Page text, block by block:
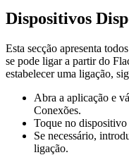
Dispositivos
Esta secção apresenta
se pode ligar a partir do
estabelecer uma ligação,
Abra a aplicação e
Conexões.
Toque no dispositivo
Se necessário,
ligação.